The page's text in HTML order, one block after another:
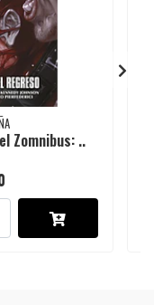
Zomnibus: ..